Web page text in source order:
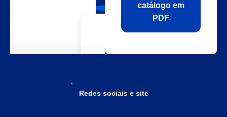
catálogo em
PDF
Redes sociais e site